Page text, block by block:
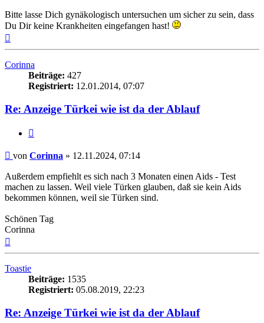
Bitte lasse Dich gynäkologisch untersuchen um sicher zu sein, dass
Du Dir keine Krankheiten eingefangen hast!
Corinna
Beiträge: 427
Registriert: 12.01.2014, 07:07
Re: Anzeige Türkei wie ist da der Ablauf
Beitrag
von Corinna » 12.11.2024, 07:14
Außerdem empfiehlt es sich nach 3 Monaten einen Aids - Test
machen zu lassen. Weil viele Türken glauben, daß sie kein Aids
bekommen können, weil sie Türken sind.
Schönen Tag
Corinna
Toastie
Beiträge: 1535
Registriert: 05.08.2019, 22:23
Re: Anzeige Türkei wie ist da der Ablauf